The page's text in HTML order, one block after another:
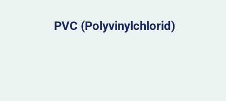
PVC (Polyvinylchlorid)